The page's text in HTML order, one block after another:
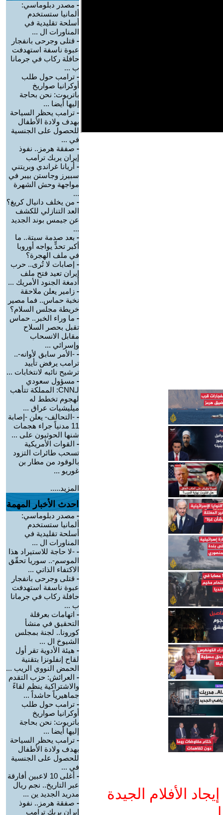
الأفلام الجيدة
- مصدر دبلوماسي:
ألمانيا ستستخدم
أسلحة تقليدية في
المناورات ال ...
- قتلى وجرحى بانفجار
عبوة ناسفة استهدفت
حافلة ركاب في جرمانا
ب ...
- ترامب حول طلب
أوكرانيا صواريخ
باتريوت: نحن بحاجة
إليها أيضا ...
- ترامب يحظر السياحة
بهدف ولادة الأطفال
للحصول على الجنسية
في ...
- صفقة هرمز.. نفوذ
إيران يربك ترامب
- أريانا غراندي وبريتني
سبيرز وجاستن بيبر في
مواجهة وحش الشهرة
...
- من يخلف دانيال كريغ؟
العد التنازلي للكشف
عن جيمس بوند الجديد
...
- بعد صدمة سبتة.. ما
أكبر تحدٍّ يواجه أوروبا
في ملف الهجرة؟
- إصابات لا تُرى.. حرب
إيران تعيد فتح ملف
أدمغة الجنود الأمريك ...
- زامير يعلن ملاحقة
نخبة حماس.. فما مصير
خريطة مجلس السلام؟
- ما وراء الخبر.. حماس
تقبل بحصر السلاح
مقابل الانسحاب
وإسرائي ...
- -الأمر سابق لأوانه-..
ترامب يرفض تأييد
ترشيح نائبه لانتخابات ...
- مسؤول سعودي
لـCNN: المملكة تتأهب
لهجوم تخطط له
ميليشيات عراق ...
- -التحالف- يعلن -إصابة
11 مدنياً جراء هجمات
شنها الحوثيون على ...
- القوات الأمريكية
تسحب طائرات التزود
بالوقود من مطار بن
غوريو ...
المزيد.....
احدث الأخبار المهمة
- مصدر دبلوماسي:
ألمانيا ستستخدم
أسلحة تقليدية في
المناورات ال ...
- -لا حاجة للاستيراد هذا
الموسم-.. سوريا تحقّق
الاكتفاء الذاتي ...
- قتلى وجرحى بانفجار
عبوة ناسفة استهدفت
حافلة ركاب في جرمانا
ب ...
- اتهامات بعرقلة
التحقيق في منشأ
كورونا.. لجنة بمجلس
الشيوخ ال ...
- هيئة الأدوية تقر أول
لقاح إنفلونزا بتقنية
الحمض النووي الريب ...
- العرائش: حزب التقدم
والاشتراكية ينظم لقاءً
جماهيرياً حاشداً ...
- ترامب حول طلب
أوكرانيا صواريخ
باتريوت: نحن بحاجة
إليها أيضا ...
- ترامب يحظر السياحة
بهدف ولادة الأطفال
للحصول على الجنسية
في ...
-
أغلى 10 لاعبين أفارقة
عبر التاريخ.. نجم ريال
مدريد الجديد ين ...
- صفقة هرمز.. نفوذ
إيران يربك ترامب